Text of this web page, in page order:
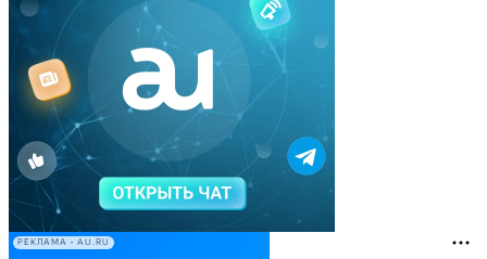
РЕКЛАМА • AU.RU